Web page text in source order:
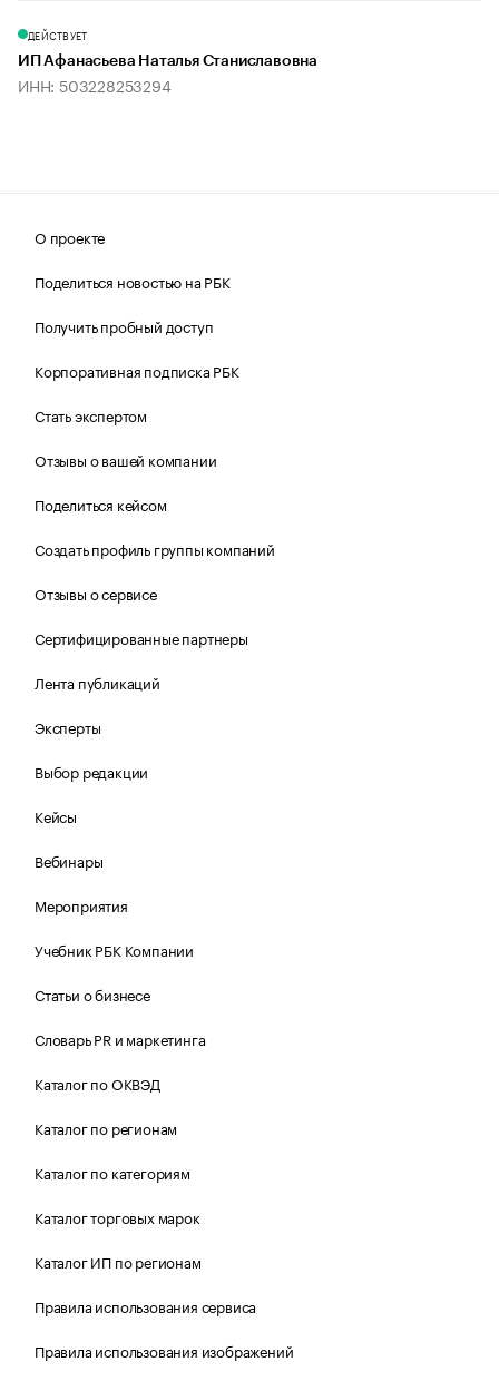
ДЕЙСТВУЕТ
ИП Афанасьева Наталья Станиславовна
ИНН: 503228253294
О проекте
Поделиться новостью на РБК
Получить пробный доступ
Корпоративная подписка РБК
Стать экспертом
Отзывы о вашей компании
Поделиться кейсом
Создать профиль группы компаний
Отзывы о сервисе
Сертифицированные партнеры
Лента публикаций
Эксперты
Выбор редакции
Кейсы
Вебинары
Мероприятия
Учебник РБК Компании
Статьи о бизнесе
Словарь PR и маркетинга
Каталог по ОКВЭД
Каталог по регионам
Каталог по категориям
Каталог торговых марок
Каталог ИП по регионам
Правила использования сервиса
Правила использования изображений